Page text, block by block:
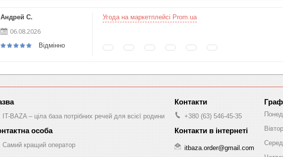
Андрей С.
06.08.2026
Відмінно
Угода на маркетплейсі Prom.ua
IT-BAZA – ціла база потрібних речей для всієї родини
Самий кращий оператор
+380 (63) 546-45-35
itbaza.order@gmail.com